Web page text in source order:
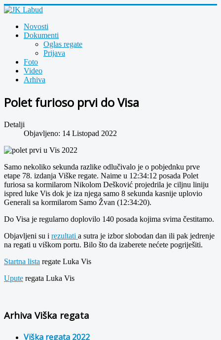
Novosti
Dokumenti
Oglas regate
Prijava
Foto
Video
Arhiva
Polet furioso prvi do Visa
Detalji
Objavljeno: 14 Listopad 2022
Samo nekoliko sekunda razlike odlučivalo je o pobjednku prve
etape 78. izdanja Viške regate. Naime u 12:34:12 posada Polet
furiosa sa kormilarom Nikolom Dešković projedrila je ciljnu liniju
ispred luke Vis dok je iza njega samo 8 sekunda kasnije uplovio
Generali sa kormilarom Samo Žvan (12:34:20).
Do Visa je regularno doplovilo 140 posada kojima svima čestitamo.
Objavljeni su i rezultati a sutra je izbor slobodan dan ili pak jedrenje
na regati u viškom portu. Bilo što da izaberete nećete pogriješiti.
Startna lista regate Luka Vis
Upute regata Luka Vis
Arhiva Viška regata
Viška regata 2022